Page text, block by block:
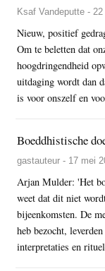
Ksaf Vandeputte -
Nieuw, positief
Om te beletten dat
hoogdringendheid
uitdaging wordt dan
is voor onszelf en
Boeddhistische
gastauteur - 17 mei
Arjan Mulder: 'Het
weet dat dit niet
bijeenkomsten. De
heb bezocht,
interpretaties en